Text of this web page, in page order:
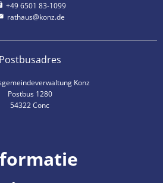
+49 6501 83-1099
rathaus@konz.de
Postbusadres
Konz
Postbus 1280
54322 Conc